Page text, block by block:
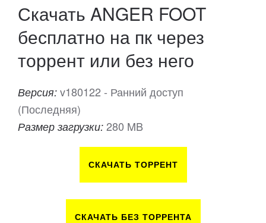
Скачать ANGER FOOT
бесплатно на пк через
торрент или без него
Версия: v180122 - Ранний доступ
(Последняя)
Размер загрузки: 280 MB
СКАЧАТЬ ТОРРЕНТ
СКАЧАТЬ БЕЗ ТОРРЕНТА